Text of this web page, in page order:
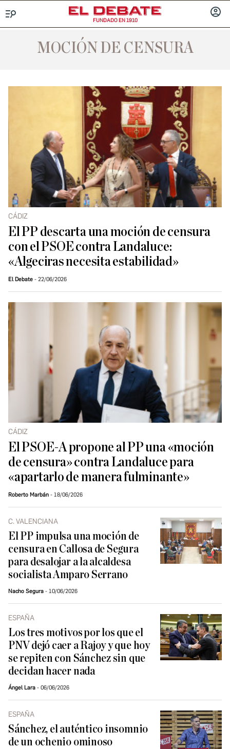
FUNDADO EN 1910
MOCIÓN DE CENSURA
CÁDIZ
El PP descarta una moción de censura
con el PSOE contra Landaluce:
«Algeciras necesita estabilidad»
El Debate 22/06/2026
CÁDIZ
El PSOE-A propone al PP una «moción
de censura» contra Landaluce para
«apartarlo de manera fulminante»
Roberto Marbán 18/06/2026
C. VALENCIANA
El PP impulsa una moción de
censura en Callosa de Segura
para desalojar a la alcaldesa
socialista Amparo Serrano
Nacho Segura 10/06/2026
ESPAÑA
Los tres motivos por los que el
PNV dejó caer a Rajoy y que hoy
se repiten con Sánchez sin que
decidan hacer nada
Ángel Lara 06/06/2026
ESPAÑA
Sánchez, el auténtico insomnio
de un ochenio ominoso